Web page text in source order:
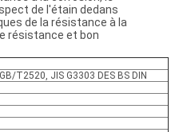
de l'étain dedans
de la résistance à la
résistance et bon
T2520, JIS G3303 DES BS DIN